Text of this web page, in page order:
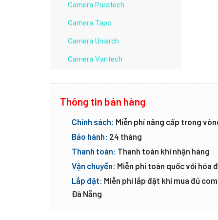
Camera Puratech
Camera Tapo
Camera Uniarch
Camera Vantech
Thông tin bán hàng
Chính sách: Miễn phí nâng cấp trong
Bảo hành: 24 tháng
Thanh toán: Thanh toán khi nhận hàng
Vận chuyển: Miễn phí toàn quốc với hóa
Lắp đặt: Miễn phí lắp đặt khi mua đủ
Đà Nẵng